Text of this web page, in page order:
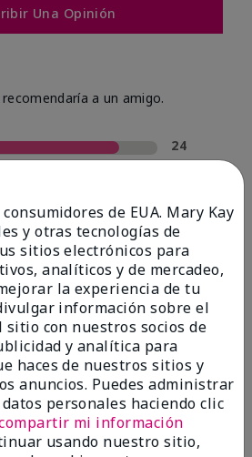
Una Opinión
a un amigo.
24
0
2
0
De Piel
de EUA. Mary Kay
y otras tecnologías de
sitios electrónicos para
analíticos y de mercadeo,
la experiencia de tu
información sobre el
sitio con nuestros socios de
y analítica para
haces de nuestros sitios y
anuncios. Puedes administrar
personales haciendo clic
mi información
usando nuestro sitio,